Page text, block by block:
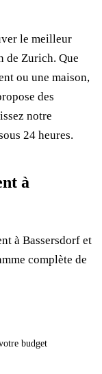
le meilleur
de Zurich. Que
ou une maison,
des
notre
24 heures.
à
à Bassersdorf et
complète de
budget